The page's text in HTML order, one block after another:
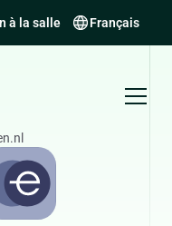
à la salle Français